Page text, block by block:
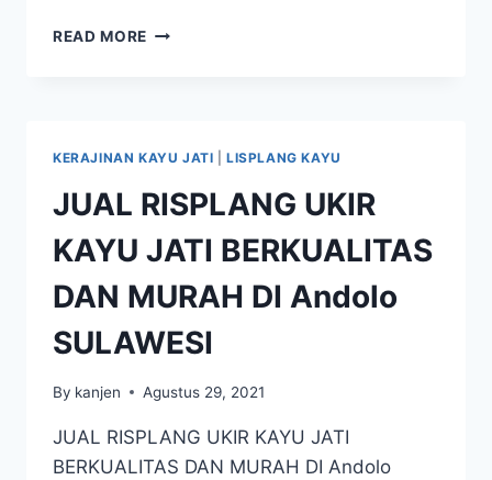
READ MORE
KERAJINAN KAYU JATI |LISPLANG KAYU
JUAL RISPLANG UKIR
KAYU JATI BERKUALITAS
DAN MURAH DI Andolo
SULAWESI
By kanjen Agustus 29, 2021
JUAL RISPLANG UKIR KAYU JATI
BERKUALITAS DAN MURAH DI Andolo